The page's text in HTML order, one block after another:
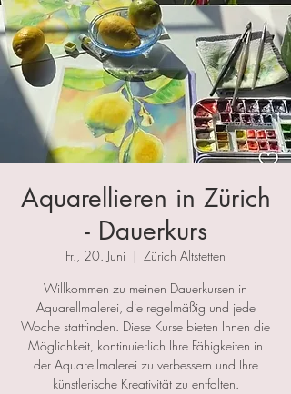
Aquarellieren in Zürich
- Dauerkurs
Fr., 20. Juni
  |
Zürich Altstetten
Willkommen zu meinen Dauerkursen in
Aquarellmalerei, die regelmäßig und jede
Woche stattfinden. Diese Kurse bieten Ihnen die
Möglichkeit, kontinuierlich Ihre Fähigkeiten in
der Aquarellmalerei zu verbessern und Ihre
künstlerische Kreativität zu entfalten.